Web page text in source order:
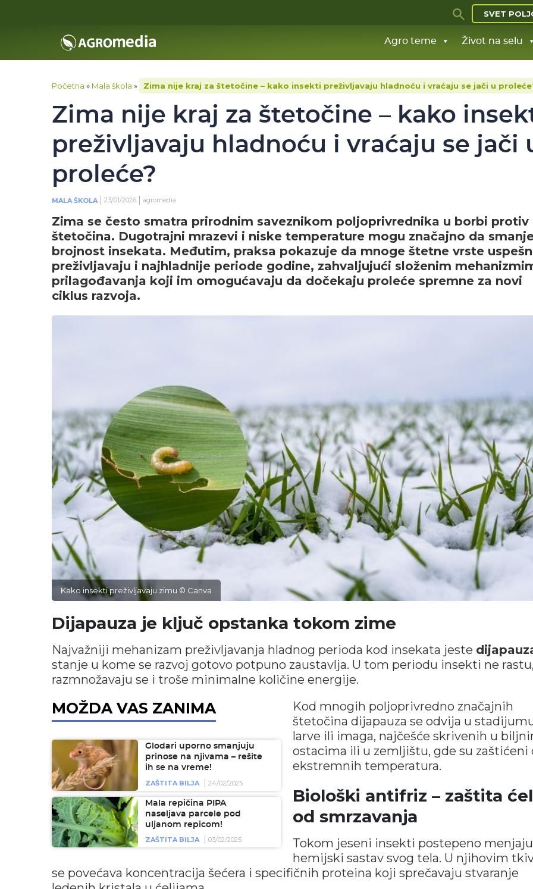
SVET
Agro teme Život na selu
Početna » Mala škola » Zima nije kraj za štetočine – kako insekti preživljavaju hladnoću i vraćaju se jači u
Zima nije kraj za štetočine – kako
preživljavaju hladnoću i vraćaju se jači
proleće?
MALA ŠKOLA 23/01/2026 agromedia
Zima se često smatra prirodnim saveznikom poljoprivrednika u borbi protiv
štetočina. Dugotrajni mrazevi i niske temperature mogu značajno da
brojnost insekata. Međutim, praksa pokazuje da mnoge štetne vrste
preživljavaju i najhladnije periode godine, zahvaljujući složenim
prilagođavanja koji im omogućavaju da dočekaju proleće spremne za novi
ciklus razvoja.
Kako insekti preživljavaju zimu © Canva
Dijapauza je ključ opstanka tokom zime
Najvažniji mehanizam preživljavanja hladnog perioda kod insekata jeste
stanje u kome se razvoj gotovo potpuno zaustavlja. U tom periodu insekti ne
razmnožavaju se i troše minimalne količine energije.
MOŽDA VAS ZANIMA
Glodari uporno smanjuju
prinose na njivama – rešite
ih se na vreme!
ZAŠTITA BILJA
24/02/2025
Mala repičina PIPA
naseljava parcele pod
uljanom repicom!
ZAŠTITA BILJA
03/02/2025
Kod mnogih poljoprivredno značajnih
štetočina dijapauza se odvija u
larve ili imaga, najčešće skrivenih u
ostacima ili u zemljištu, gde su zaštićeni
ekstremnih temperatura.
Biološki antifriz – zaštita
od smrzavanja
Tokom jeseni insekti postepeno menjaju
hemijski sastav svog tela. U njihovim
se povećava koncentracija šećera i specifičnih proteina koji sprečavaju stvaranje